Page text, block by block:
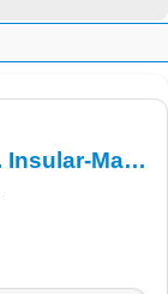
Resolución de la D.G. del C.H.U. Insular-Materno Infantil por la que se aprueba la Lista de Empleo Supletoria de la categoría de Matrón/a.